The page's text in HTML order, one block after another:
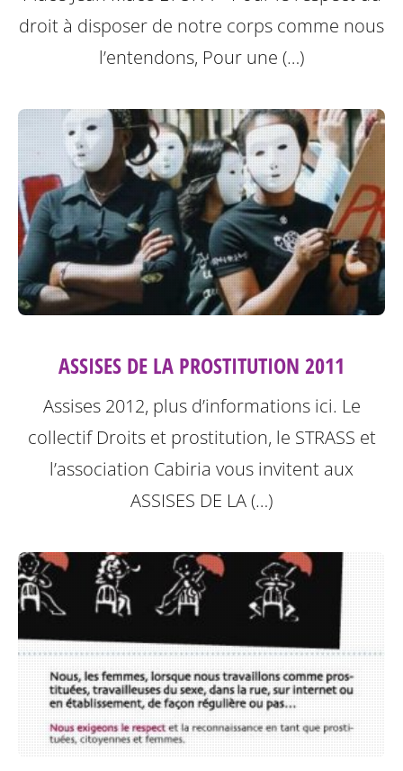
droit à disposer de notre corps comme nous
l’entendons, Pour une (…)
ASSISES DE LA PROSTITUTION 2011
Assises 2012, plus d’informations ici. Le
collectif Droits et prostitution, le STRASS et
l’association Cabiria vous invitent aux
ASSISES DE LA (…)